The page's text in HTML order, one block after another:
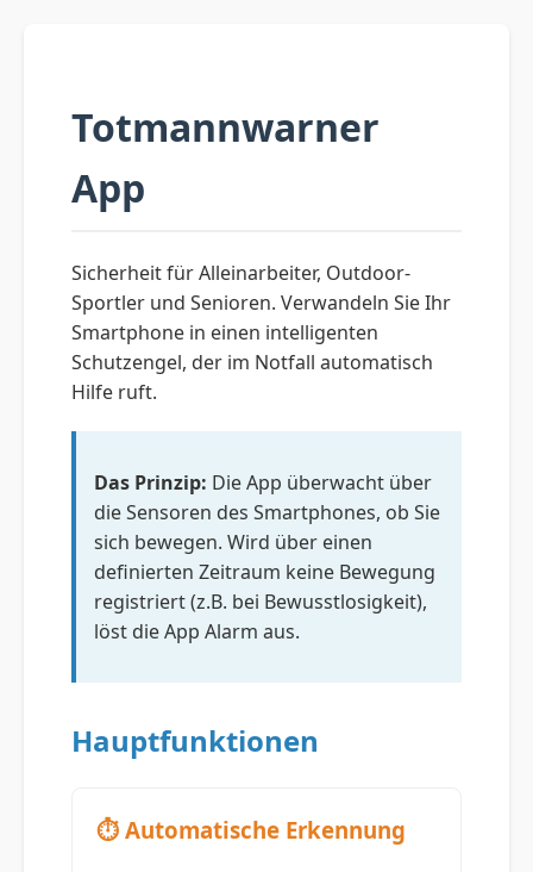
Totmannwarner
App
Sicherheit für Alleinarbeiter, Outdoor-
Sportler und Senioren. Verwandeln Sie Ihr
Smartphone in einen intelligenten
Schutzengel, der im Notfall automatisch
Hilfe ruft.
Das Prinzip: Die App überwacht über
die Sensoren des Smartphones, ob Sie
sich bewegen. Wird über einen
definierten Zeitraum keine Bewegung
registriert (z.B. bei Bewusstlosigkeit),
löst die App Alarm aus.
Hauptfunktionen
⏱️ Automatische Erkennung